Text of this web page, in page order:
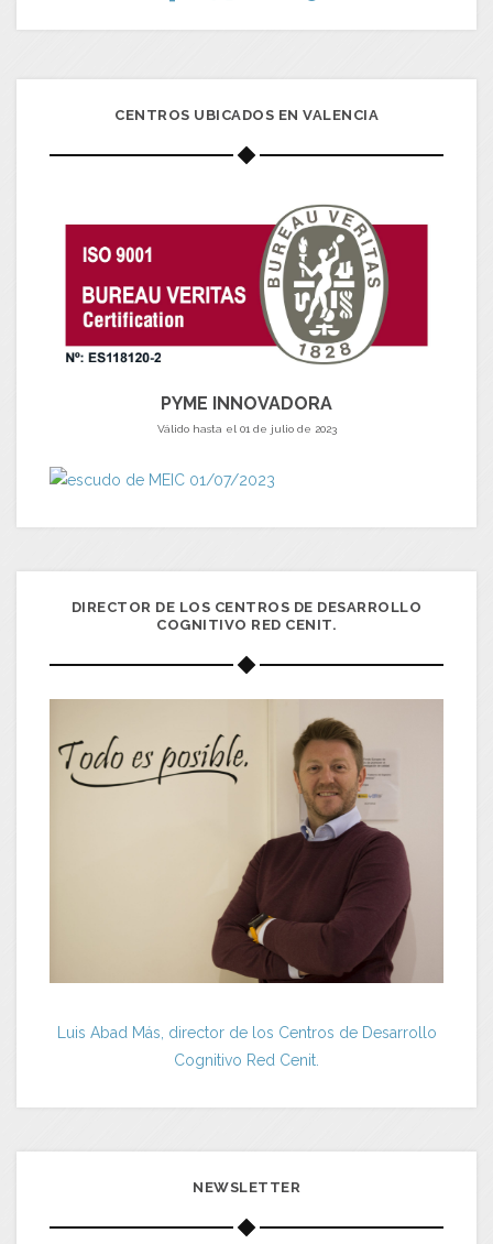
CENTROS UBICADOS EN VALENCIA
PYME INNOVADORA
Válido hasta el 01 de julio de 2023
DIRECTOR DE LOS CENTROS DE DESARROLLO
COGNITIVO RED CENIT.
Luis Abad Más, director de los Centros de Desarrollo
Cognitivo Red Cenit.
NEWSLETTER